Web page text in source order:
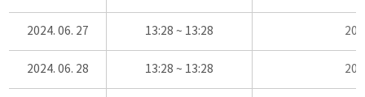
2024. 06. 27 13:28 ~ 13:28
2024. 06. 28 13:28 ~ 13:28